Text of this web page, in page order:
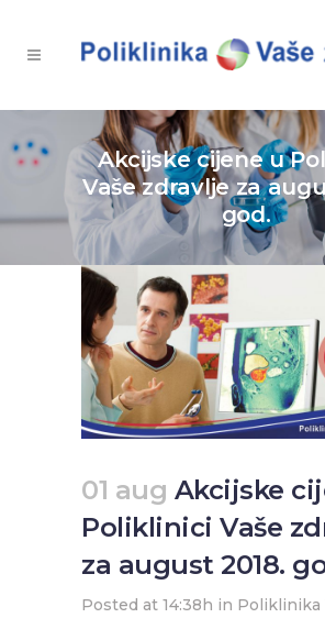
Akcijske cijene u
Vaše zdravlje za
god.
01 aug Akcijske
Poliklinici Vaše
za august 2018.
Posted at 14:38h in Poliklinika